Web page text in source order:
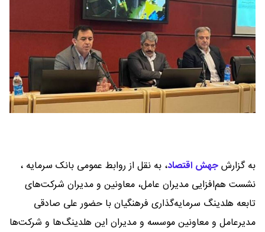
به گزارشجهش اقتصاد، به نقل از روابط عمومی بانک سرمایه ،
نشست هم‌افزایی مدیران عامل، معاونین و مدیران شرکت‌های
تابعه هلدینگ سرمایه‌گذاری فرهنگیان با حضور علی صادقی
مدیرعامل و معاونین موسسه و مدیران این هلدینگ‌ها و شرکت‌ها